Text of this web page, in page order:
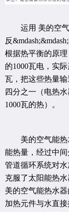
运用 美的空气
反
根据热平衡的原
的1000瓦电，实际
瓦，把这些热量
四分之一（电热
1000瓦的热）。
美的空气能热
能热量，经过中
管道循环系统对
克服了太阳能热
美的空气能热水
加热元件与水直